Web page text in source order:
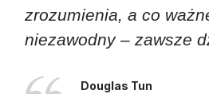
zrozumienia, a co
niezawodny – zawsze
Douglas Tun